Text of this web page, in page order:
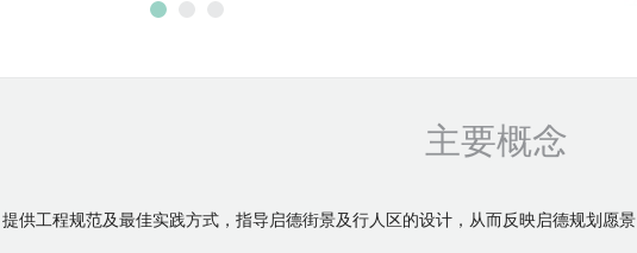
主要概念
提供工程规范及最佳实践方式，指导启德街景及行人区的设计，从而反映启德规划愿景